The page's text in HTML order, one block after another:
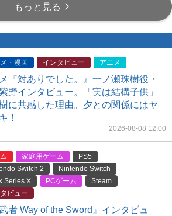
もっと見る
・漫画 インタビュー アニメ
『対ありでした。』一ノ瀬珠樹役・
野インタビュー。「実は結構子供」
に共感した理由。夕との関係にはヤ
！
2026-08-08 12:00
家庭用ゲーム
PS5
Switch 2
Nintendo Switch
Series X
PCゲーム
Steam
ビュー
武者 Way of the Sword』インタビュ